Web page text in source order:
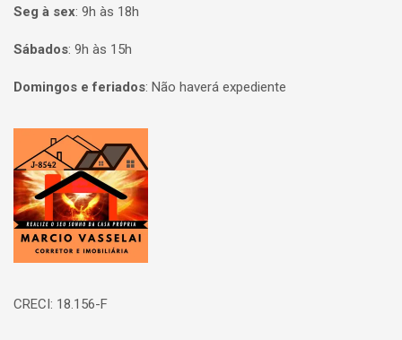
Seg à sex: 9h às 18h
Sábados: 9h às 15h
Domingos e feriados: Não haverá expediente
Página inicial
CRECI: 18.156-F